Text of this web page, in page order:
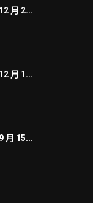
月 2...
月 1...
月 15...